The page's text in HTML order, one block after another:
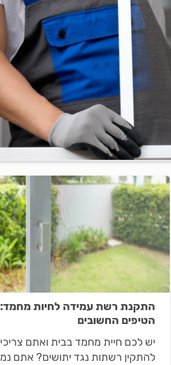
התקנת רשת עמידה לחיות
הטיפים החשובים
יש לכם חיית מחמד בבית ואתם
להתקין רשתות נגד יתושים? אתם